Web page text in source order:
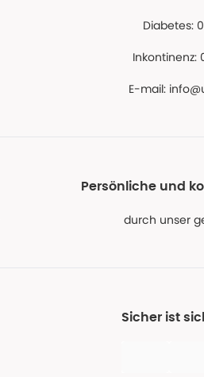
Diabetes:
Inkontinenz:
E-mail:
Persönliche und
durch unser
Sicher ist